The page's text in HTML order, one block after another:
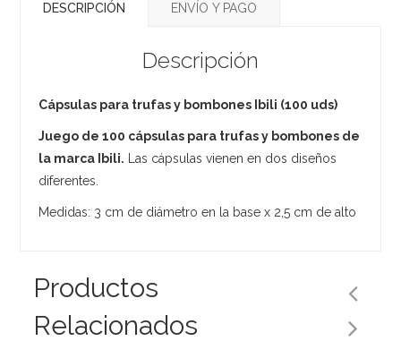
DESCRIPCIÓN ENVÍO Y PAGO
Descripción
Cápsulas para trufas y bombones Ibili (100 uds)
Juego de 100 cápsulas para trufas y bombones de
la marca Ibili. Las cápsulas vienen en dos diseños
diferentes.
Medidas: 3 cm de diámetro en la base x 2,5 cm de alto
Productos
Relacionados